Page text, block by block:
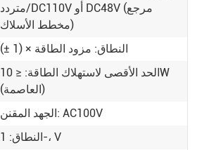
متردد/DC110V أو DC48V (مرجع
مخطط الأسلاك)
النطاق: مزود الطاقة × (1 ±)
الحد الأقصى لاستهلاك الطاقة: ≤ 10W
(العاصمة)
الجهد المقنن: AC100V
النطاق: 1-، V